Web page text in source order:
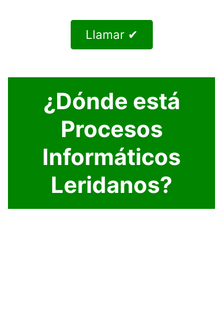
Llamar ✔
¿Dónde está
Procesos
Informáticos
Leridanos?